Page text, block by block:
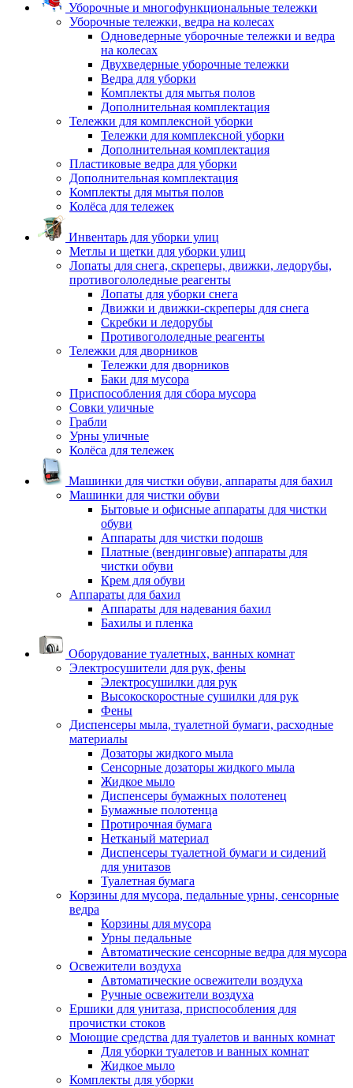
Уборочные и многофункциональные тележки
Уборочные тележки, ведра на колесах
Одноведерные уборочные тележки и ведра
на колесах
Двухведерные уборочные тележки
Ведра для уборки
Комплекты для мытья полов
Дополнительная комплектация
Тележки для комплексной уборки
Тележки для комплексной уборки
Дополнительная комплектация
Пластиковые ведра для уборки
Дополнительная комплектация
Комплекты для мытья полов
Колёса для тележек
Инвентарь для уборки улиц
Метлы и щетки для уборки улиц
Лопаты для снега, скреперы, движки, ледорубы,
противогололедные реагенты
Лопаты для уборки снега
Движки и движки-скреперы для снега
Скребки и ледорубы
Противогололедные реагенты
Тележки для дворников
Тележки для дворников
Баки для мусора
Приспособления для сбора мусора
Совки уличные
Грабли
Урны уличные
Колёса для тележек
Машинки для чистки обуви, аппараты для бахил
Машинки для чистки обуви
Бытовые и офисные аппараты для чистки
обуви
Аппараты для чистки подошв
Платные (вендинговые) аппараты для
чистки обуви
Крем для обуви
Аппараты для бахил
Аппараты для надевания бахил
Бахилы и пленка
Оборудование туалетных, ванных комнат
Электросушители для рук, фены
Электросушилки для рук
Высокоскоростные сушилки для рук
Фены
Диспенсеры мыла, туалетной бумаги, расходные
материалы
Дозаторы жидкого мыла
Сенсорные дозаторы жидкого мыла
Жидкое мыло
Диспенсеры бумажных полотенец
Бумажные полотенца
Протирочная бумага
Нетканый материал
Диспенсеры туалетной бумаги и сидений
для унитазов
Туалетная бумага
Корзины для мусора, педальные урны, сенсорные
ведра
Корзины для мусора
Урны педальные
Автоматические сенсорные ведра для мусора
Освежители воздуха
Автоматические освежители воздуха
Ручные освежители воздуха
Ершики для унитаза, приспособления для
прочистки стоков
Моющие средства для туалетов и ванных комнат
Для уборки туалетов и ванных комнат
Жидкое мыло
Комплекты для уборки